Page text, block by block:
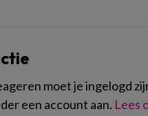
moet je ingelogd
een account aan. Lees